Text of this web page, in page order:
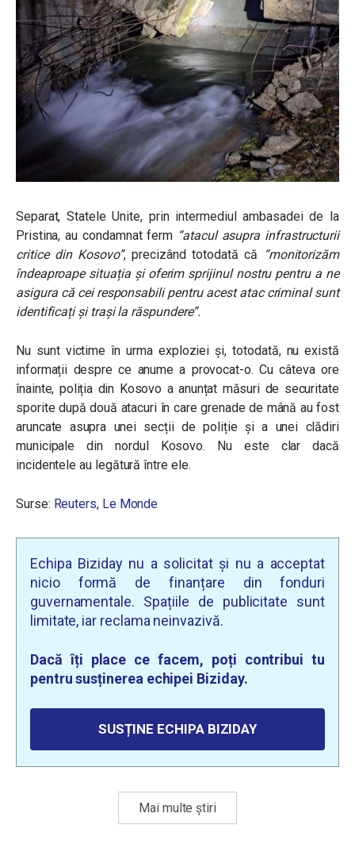
Separat, Statele Unite, prin intermediul ambasadei de la
Pristina, au condamnat ferm “atacul asupra infrastructurii
critice din Kosovo”, precizând totodată că
“monitorizăm
îndeaproape situația și oferim sprijinul nostru pentru a ne
asigura că cei responsabili pentru acest atac criminal sunt
identificați și trași la răspundere”.
Nu sunt victime în urma exploziei și, totodată, nu există
informații despre ce anume a provocat-o. Cu câteva ore
înainte, poliția din Kosovo a anunțat măsuri de securitate
sporite după două atacuri în care grenade de mână au fost
aruncate asupra unei secții de poliție și a unei clădiri
municipale din nordul Kosovo. Nu este clar dacă
incidentele au legătură între ele.
Surse: Reuters, Le Monde
Echipa Biziday nu a solicitat și nu a acceptat
nicio formă de finanțare din fonduri
guvernamentale. Spațiile de publicitate sunt
limitate, iar reclama neinvazivă.
Dacă îți place ce facem, poți contribui tu
pentru susținerea echipei Biziday.
SUSȚINE ECHIPA BIZIDAY
Mai multe știri